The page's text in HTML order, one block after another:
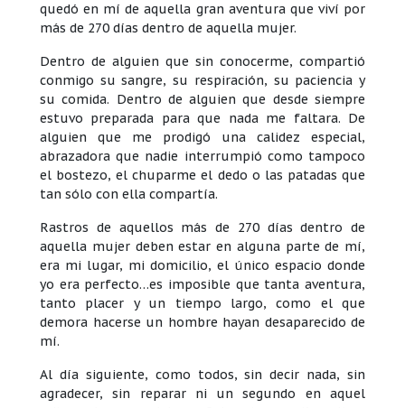
quedó en mí de aquella gran aventura que viví por
más de 270 días dentro de aquella mujer.
Dentro de alguien que sin conocerme, compartió
conmigo su sangre, su respiración, su paciencia y
su comida. Dentro de alguien que desde siempre
estuvo preparada para que nada me faltara. De
alguien que me prodigó una calidez especial,
abrazadora que nadie interrumpió como tampoco
el bostezo, el chuparme el dedo o las patadas que
tan sólo con ella compartía.
Rastros de aquellos más de 270 días dentro de
aquella mujer deben estar en alguna parte de mí,
era mi lugar, mi domicilio, el único espacio donde
yo era perfecto…es imposible que tanta aventura,
tanto placer y un tiempo largo, como el que
demora hacerse un hombre hayan desaparecido de
mí.
Al día siguiente, como todos, sin decir nada, sin
agradecer, sin reparar ni un segundo en aquel